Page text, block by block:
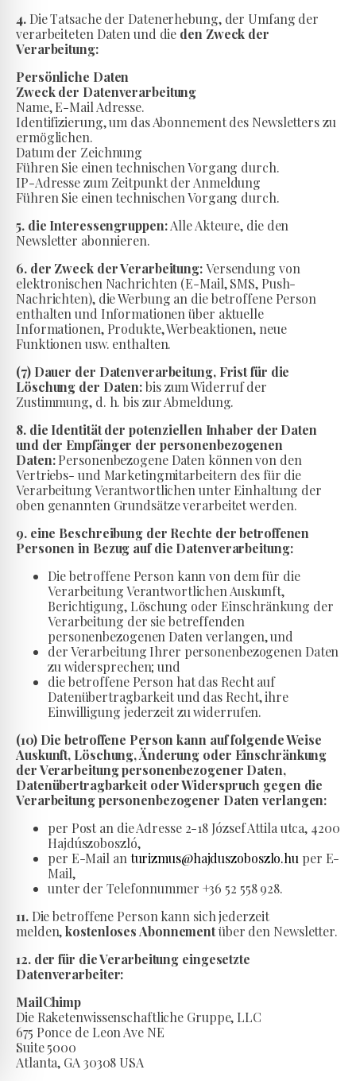
4.Die Tatsache der Datenerhebung, der Umfang der
verarbeiteten Daten und die den Zweck der
Verarbeitung:
Persönliche Daten
Zweck der Datenverarbeitung
Name, E-Mail Adresse.
Identifizierung, um das Abonnement des Newsletters zu
ermöglichen.
Datum der Zeichnung
Führen Sie einen technischen Vorgang durch.
IP-Adresse zum Zeitpunkt der Anmeldung
Führen Sie einen technischen Vorgang durch.
5. die Interessengruppen:Alle Akteure, die den
Newsletter abonnieren.
6. der Zweck der Verarbeitung:Versendung von
elektronischen Nachrichten (E-Mail, SMS, Push-
Nachrichten), die Werbung an die betroffene Person
enthalten und Informationen über aktuelle
Informationen, Produkte, Werbeaktionen, neue
Funktionen usw. enthalten.
(7) Dauer der Datenverarbeitung, Frist für die
Löschung der Daten:bis zum Widerruf der
Zustimmung, d. h. bis zur Abmeldung.
8. die Identität der potenziellen Inhaber der Daten
und der Empfänger der personenbezogenen
Daten:Personenbezogene Daten können von den
Vertriebs- und Marketingmitarbeitern des für die
Verarbeitung Verantwortlichen unter Einhaltung der
oben genannten Grundsätze verarbeitet werden.
9. eine Beschreibung der Rechte der betroffenen
Personen in Bezug auf die Datenverarbeitung:
Die betroffene Person kann von dem für die
Verarbeitung Verantwortlichen Auskunft,
Berichtigung, Löschung oder Einschränkung der
Verarbeitung der sie betreffenden
personenbezogenen Daten verlangen, und
der Verarbeitung Ihrer personenbezogenen Daten
zu widersprechen; und
die betroffene Person hat das Recht auf
Datenübertragbarkeit und das Recht, ihre
Einwilligung jederzeit zu widerrufen.
(10) Die betroffene Person kann auf folgende Weise
Auskunft, Löschung, Änderung oder Einschränkung
der Verarbeitung personenbezogener Daten,
Datenübertragbarkeit oder Widerspruch gegen die
Verarbeitung personenbezogener Daten verlangen:
per Post an die Adresse 2-18 József Attila utca, 4200
Hajdúszoboszló,
per E-Mail an turizmus@hajduszoboszlo.hu per E-
Mail,
unter der Telefonnummer +36 52 558 928.
11.Die betroffene Person kann sich jederzeit
melden,kostenloses Abonnementüber den Newsletter.
12. der für die Verarbeitung eingesetzte
Datenverarbeiter:
MailChimp
Die Raketenwissenschaftliche Gruppe, LLC
675 Ponce de Leon Ave NE
Suite 5000
Atlanta, GA 30308 USA